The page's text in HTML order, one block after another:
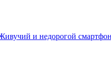
и недорогой